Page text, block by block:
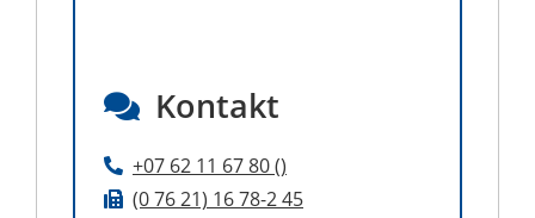
Kontakt
+07 62 11 6780 ()
(07621) 1678-245